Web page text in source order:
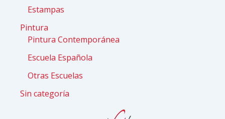
Estampas
Pintura
Pintura Contemporánea
Escuela Española
Otras Escuelas
Sin categoría